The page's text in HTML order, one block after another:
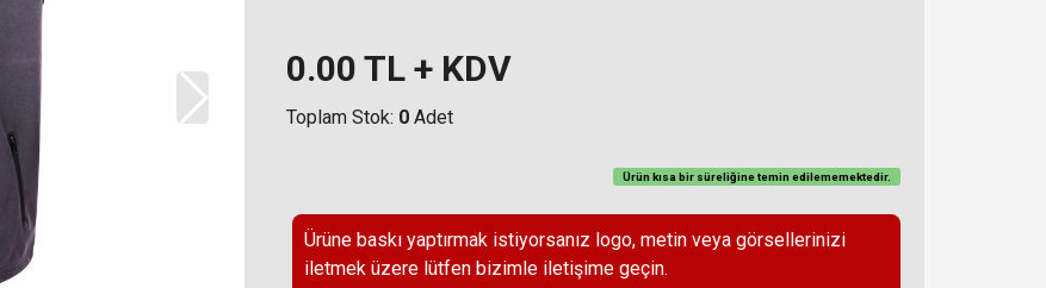
0.00 TL + KDV
Toplam Stok: 0 Adet
Ürün kısa bir süreliğine teminedilememektedir.
Ürüne baskı yaptırmak istiyorsanız logo, metin veya görsellerinizi
iletmek üzere lütfen bizimle iletişime geçin.